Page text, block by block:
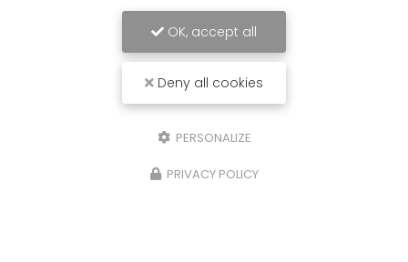
OK, accept all
Deny all cookies
PERSONALIZE
PRIVACY POLICY